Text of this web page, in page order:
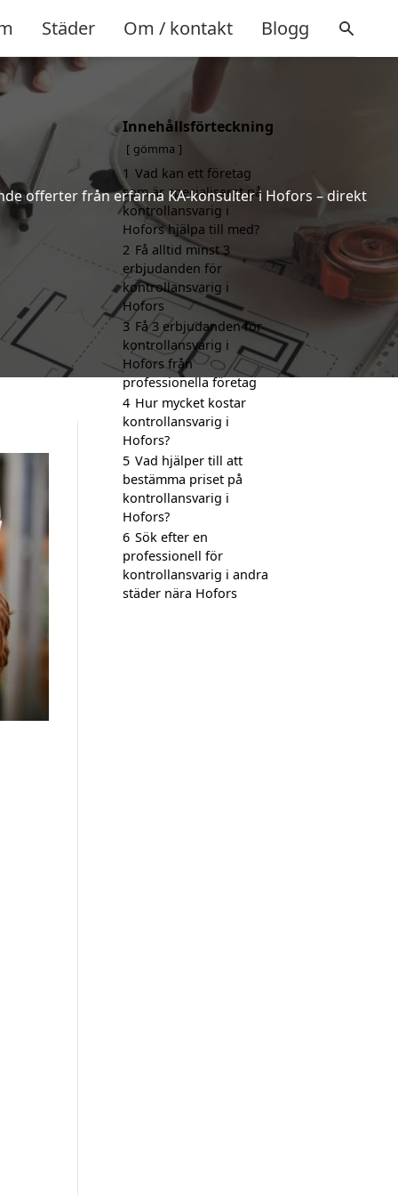
Städer Om / kontakt Blogg
offerter från erfarna KA-konsulter i Hofors – direkt
Innehållsförteckning
gömma
1 Vad kan ett företag
som är specialiserat på
kontrollansvarig i
Hofors hjälpa till med?
2 Få alltid minst 3
erbjudanden för
kontrollansvarig i
Hofors
3 Få 3 erbjudanden för
kontrollansvarig i
Hofors från
professionella företag
4 Hur mycket kostar
kontrollansvarig i
Hofors?
5 Vad hjälper till att
bestämma priset på
kontrollansvarig i
Hofors?
6 Sök efter en
professionell för
kontrollansvarig i andra
städer nära Hofors